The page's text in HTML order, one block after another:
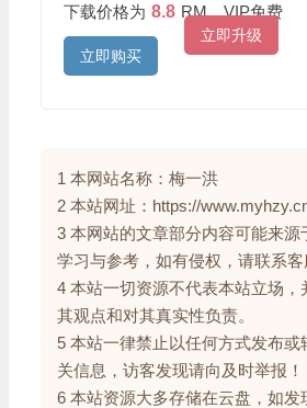
下载价格为 8.8 RM，VIP免费
立即升级
立即购买
1 本网站名称：梅一洪
2 本站网址：https://
3 本网站的文章部分内容可能来源
学习与参考，如有侵权，请联系客
4 本站一切资源不代表本站立场，
其观点和对其真实性负责。
5 本站一律禁止以任何方式发布或
关信息，访客发现请向及时举报！
6 本站资源大多存储在云盘，如发